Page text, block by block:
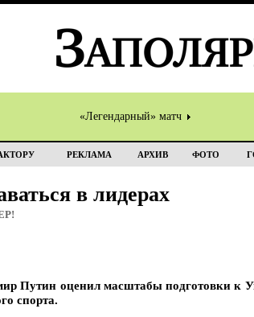
«Легендарный» матч
РЕКЛАМА АРХИВ ФОТО
в лидерах
Путин оценил масштабы подготовки к
спорта.